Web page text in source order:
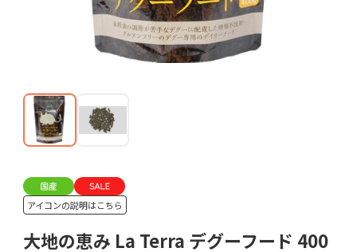
アイコンの説明はこちら
大地の恵み La Terra デグーフード 400